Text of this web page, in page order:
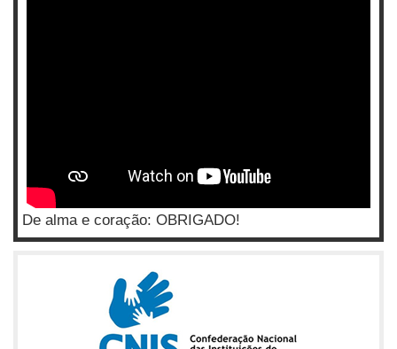
De alma e coração: OBRIGADO!